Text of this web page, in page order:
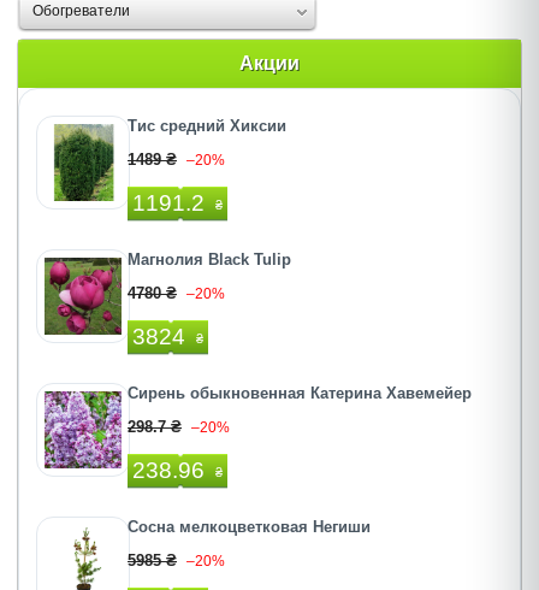
Обогреватели
Акции
Тис средний Хиксии
1489 ₴ –20%
1191.2 ₴
Магнолия Black Tulip
4780 ₴ –20%
3824 ₴
Сирень обыкновенная Катерина Хавемейер
298.7 ₴ –20%
238.96 ₴
Сосна мелкоцветковая Негиши
5985 ₴ –20%